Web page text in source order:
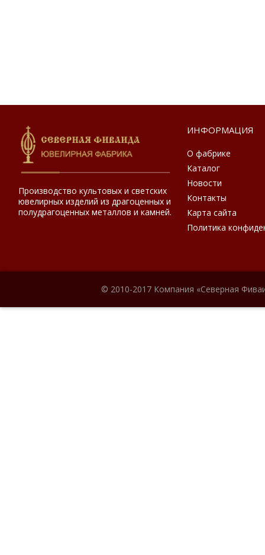
Производство культовых и светских
ювелирных изделий из драгоценных и
полудрагоценных металлов и камней.
ИНФОРМАЦИЯ
О фабрике
Каталог
Новости
Контакты
Карта сайта
Политика
© 2010-2017 Компания «Северная